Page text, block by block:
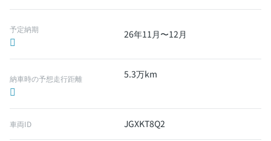
予定納期 26年11月〜12月
納車時の予想走行距離 5.3万km
車両ID JGXKT8Q2